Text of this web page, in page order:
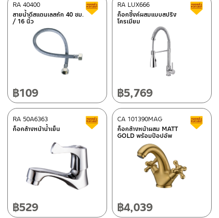
After Sales Service Center – Bangkok
662/61-62 Rama 3 Road, Bangpongpang, Yannawa,
Tel: 02-358-0080 / 080-075-8668 / 091-545-0556
After Sales Service Center Chiangmai
118/33 Onsirin M.8, Sunpuloey, Doysaked, Chaingmai 50220
Tel: 080-075-2626
Operating Time
Monday – Friday 8:30-17:30 hrs.
Saturday 8:30-15:00 hrs.
Closed on Sunday and Special / Public Holidays
ติดต่อพนักงานขาย / Contact Sales Staff
Tel: 02-285-5795
@charnpaiboon.sales
ติดต่อ ชาญไพบูลย์ / Contact Us Click Here
สายน้ำดีสแตนเลสถัก 40 ซม.
/ 16 นิ้ว
RA 40400 Clearance sale
฿109
ก็อกซิ้งค์ผสมแบบสปริง
โครเมียม
RA LUX666
฿5,769
ก็อกล้างหน้าน้ำเย็น
RA 50A6363 Clearance sale
฿529
ก็อกล้างหน้าผสม MATT
GOLD พร้อมป๊อปอัพ
CA 101390MAG
฿4,039